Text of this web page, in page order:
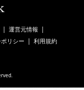
運営元情報
リシー 利用規約